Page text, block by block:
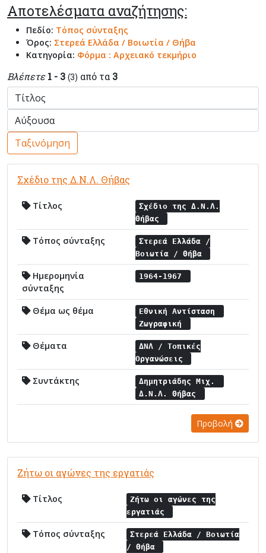
Αποτελέσματα αναζήτησης:
Πεδίο: Τόπος σύνταξης
Όρος: Στερεά Ελλάδα / Βοιωτία / Θήβα
Κατηγορία: Φόρμα : Αρχειακό τεκμήριο
Βλέπετε 1 - 3 (3) από τα 3
Ταξινόμηση
Σχέδιο της Δ.Ν.Λ. Θήβας
Τίτλος
Σχέδιο της Δ.Ν.Λ.
Θήβας
Τόπος σύνταξης
Στερεά Ελλάδα /
Βοιωτία / Θήβα
Ημερομηνία
σύνταξης
1964-1967
Θέμα ως θέμα
Εθνική Αντίσταση
Ζωγραφική
Θέματα
ΔΝΛ / Τοπικές
Οργανώσεις
Συντάκτης
Δημητριάδης Μιχ.
Δ.Ν.Λ. Θήβας
Προβολή
Ζήτω οι αγώνες της εργατιάς
Τίτλος
Ζήτω οι αγώνες της
εργατιάς
Τόπος σύνταξης
Στερεά Ελλάδα / Βοιωτία
/ Θήβα